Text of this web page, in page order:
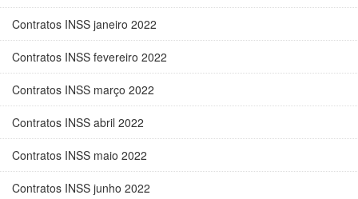
Contratos INSS janeiro 2022
Contratos INSS fevereiro 2022
Contratos INSS março 2022
Contratos INSS abril 2022
Contratos INSS maio 2022
Contratos INSS junho 2022